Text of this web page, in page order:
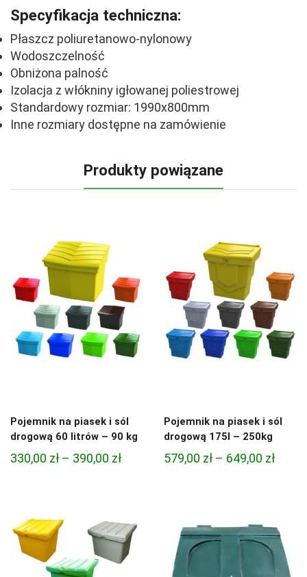
Specyfikacja techniczna:
Płaszcz poliuretanowo-nylonowy
Wodoszczelność
Obniżona palność
Izolacja z włókniny igłowanej poliestrowej
Standardowy rozmiar: 1990x800mm
Inne rozmiary dostępne na zamówienie
Produkty powiązane
Pojemnik na piasek i sól
drogową 60 litrów – 90 kg
330,00 zł – 390,00 złZakres
do
390,00 zł
Pojemnik na piasek i sól
drogową 175l – 250kg
579,00 zł – 649,00 zł
do